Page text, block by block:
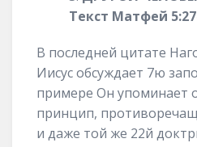
Текст Матфей
В последней цитате
Иисус обсуждает 7ю
примере Он упоминает
принцип,
и даже той же 22й